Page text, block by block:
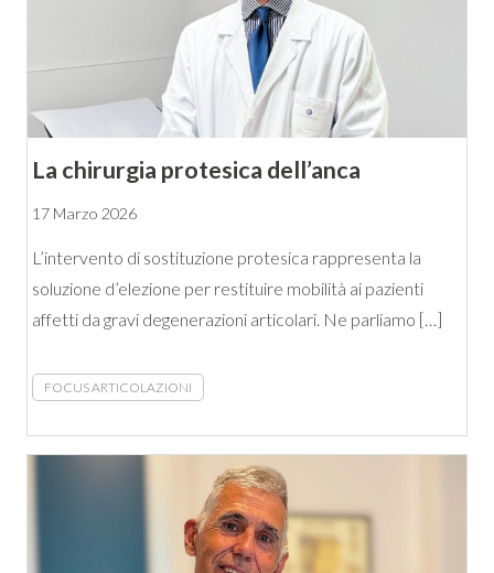
La chirurgia protesica dell’anca
17 Marzo 2026
L’intervento di sostituzione protesica rappresenta la
soluzione d’elezione per restituire mobilità ai pazienti
affetti da gravi degenerazioni articolari. Ne parliamo […]
FOCUS ARTICOLAZIONI